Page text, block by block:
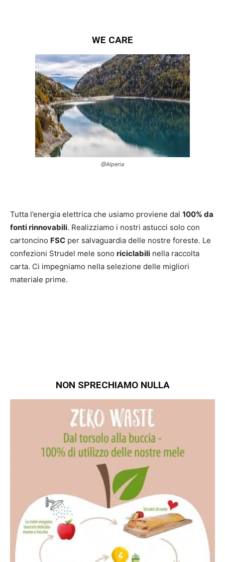
WE CARE
@Alperia
Tutta l’energia elettrica che usiamo proviene dal 100% da
fonti rinnovabili. Realizziamo i nostri astucci solo con
cartoncino FSC per salvaguardia delle nostre foreste. Le
confezioni Strudel mele sono riciclabili nella raccolta
carta. Ci impegniamo nella selezione delle migliori
materiale prime.
NON SPRECHIAMO NULLA